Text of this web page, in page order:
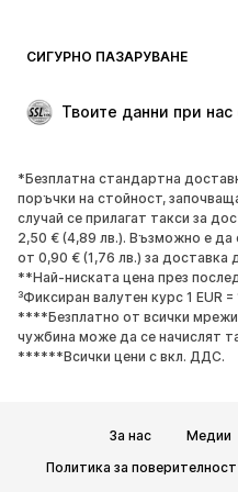
ОБУВКИ
НОВО
Отворени обувки
СПОРТ
Спортно облекло
Спортни обувки
Спортни аксесоари
СИГУРНО ПАЗАРУВАНЕ
Твоите данни при
*Безплатна стандартна
поръчки на стойност,
случай се прилагат такси за
2,50 € (4,89 лв.). Възможно е да
от 0,90 € (1,76 лв.) за доставка
**Най-ниската цена през
³Фиксиран валутен курс 1 EUR
****Безплатно от всички
чужбина може да се начислят
******Всички цени с вкл. ДДС.
За нас Медии
Политика за поверителност